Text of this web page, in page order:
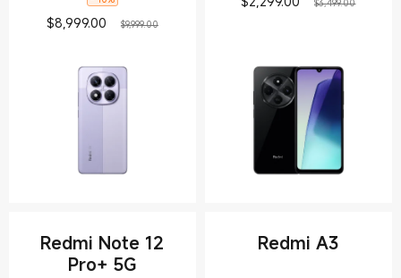
$8,999.00 Current Price $8999
$9,999.00Precio de comercialización $9,999.00
$3,499.00
Redmi Note 12
Pro+ 5G
Redmi A3